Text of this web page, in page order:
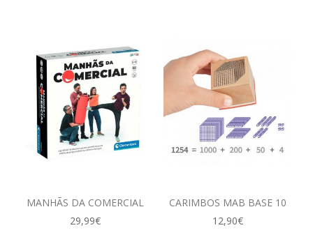
MANHÃS DA COMERCIAL
29,99€
CARIMBOS MAB BASE 10
12,90€